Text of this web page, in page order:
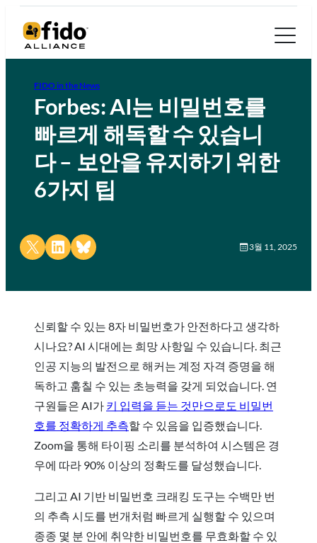
FIDO in the News
Forbes: AI는 비밀번호를
빠르게 해독할 수 있습니
다 – 보안을 유지하기 위한
6가지 팁
Share on X Share on LinkedIn
Share on Bluesky 3월 11, 2025
신뢰할 수 있는 8자 비밀번호가 안전하다고 생각하
시나요? AI 시대에는 희망 사항일 수 있습니다. 최근
인공 지능의 발전으로 해커는 계정 자격 증명을 해
독하고 훔칠 수 있는 초능력을 갖게 되었습니다. 연
구원들은 AI가 키 입력을 듣는 것만으로도 비밀번
호를 정확하게 추측할 수 있음을 입증했습니다.
Zoom을 통해 타이핑 소리를 분석하여 시스템은 경
우에 따라 90% 이상의 정확도를 달성했습니다.
그리고 AI 기반 비밀번호 크래킹 도구는 수백만 번
의 추측 시도를 번개처럼 빠르게 실행할 수 있으며
종종 몇 분 안에 취약한 비밀번호를 무효화할 수 있